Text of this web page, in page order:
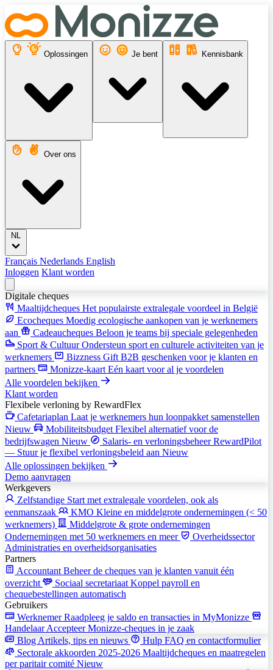
Oplossingen Je bent Kennisbank
Over ons
Français Nederlands English
Inloggen Klant worden
Digitale cheques
Maaltijdcheques Het populairste extralegale voordeel in België
Ecocheques Moedig ecologische aankopen van je werknemers
aan
Cadeaucheques Beloon je teams bij speciale gelegenheden
Sport & CultuurOndersteun sport en culturele activiteiten van je
werknemers
Bizzness Gift B2B geschenken voor je klanten en
partners
Monizze-kaart Eén kaart voor al je voordelen
Alle voordelen bekijken
Klant worden
Flexibele verloning by RewardFlex
Cafetariaplan Laat je werknemers hun loonpakket samenstellen
Nieuw
Mobiliteitsbudget Flexibel alternatief voor de
bedrijfswagen Nieuw Salaris- en verloningsbeheerRewardPilot
— Stuur je flexibel verloningsbeleid aan Nieuw
Alle oplossingen bekijken
Demo aanvragen
Werkgevers
Zelfstandige Start met extralegale voordelen, ook als
eenmanszaak
KMO Kleine en middelgrote ondernemingen (< 50
werknemers)
Middelgrote & grote ondernemingen
Ondernemingen met 50 werknemers en meer
Overheidssector
Administraties en overheidsorganisaties
Partners
Accountant Beheer de cheques van je klanten vanuit één
overzicht
Sociaal secretariaat Koppel payroll en
chequebestellingen automatisch
Gebruikers
WerknemerRaadpleeg je saldo en transacties in MyMonizze
HandelaarAccepteer Monizze-cheques in je zaak
Blog Artikels, tips en nieuws Hulp FAQ en contactformulier
Sectorale akkoorden 2025-2026 Maaltijdcheques en maatregelen
per paritair comité Nieuw